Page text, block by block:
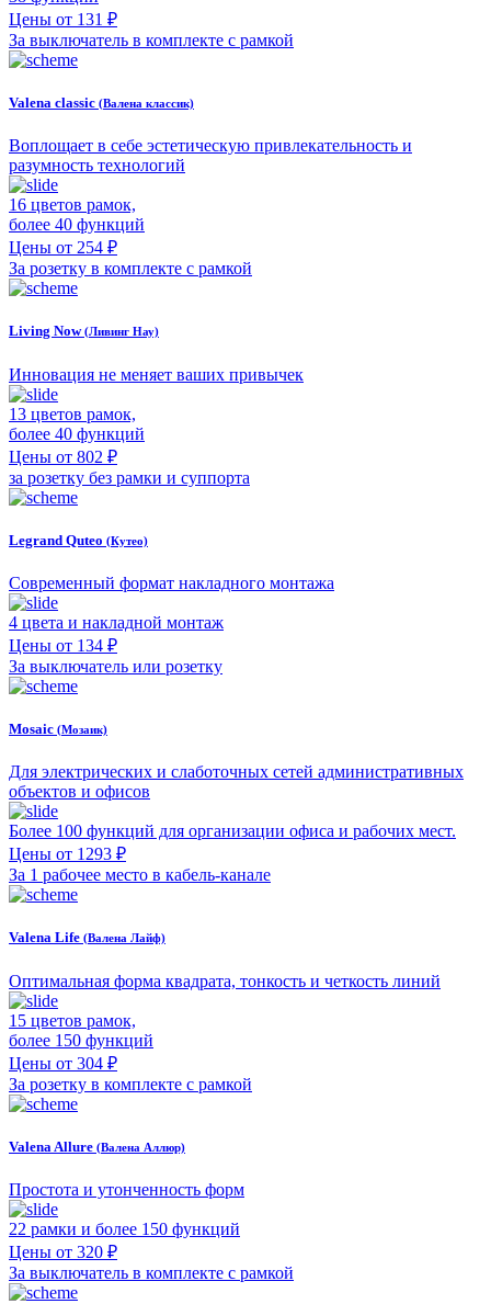
Цены от 131 ₽
За выключатель в комплекте с рамкой
Valena classic (Валена классик)
Воплощает в себе эстетическую привлекательность и
разумность технологий
16 цветов рамок,
более 40 функций
Цены от 254 ₽
За розетку в комплекте с рамкой
Living Now(Ливинг Нау)
Инновация не меняет ваших привычек
13 цветов рамок,
более 40 функций
Цены от 802 ₽
за розетку без рамки и суппорта
Legrand Quteo (Кутео)
Современный формат накладного монтажа
4 цвета и накладной монтаж
Цены от 134 ₽
За выключатель или розетку
Mosaic (Мозаик)
Для электрических и слаботочных сетей административных
объектов и офисов
Более 100 функций для организации офиса и рабочих мест.
Цены от 1293 ₽
За 1 рабочее место в кабель-канале
Valena Life (Валена Лайф)
Оптимальная форма квадрата, тонкость и четкость линий
15 цветов рамок,
более 150 функций
Цены от 304 ₽
За розетку в комплекте с рамкой
Valena Allure (Валена Аллюр)
Простота и утонченность форм
22 рамки и более 150 функций
Цены от 320 ₽
За выключатель в комплекте с рамкой